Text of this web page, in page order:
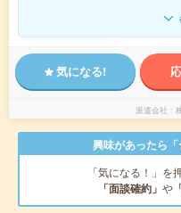
気になる!
派遣会社
興味があったら
「気になる！」を
「面談確約」 や